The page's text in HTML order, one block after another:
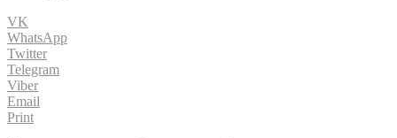
VK
WhatsApp
Twitter
Telegram
Viber
Email
Print